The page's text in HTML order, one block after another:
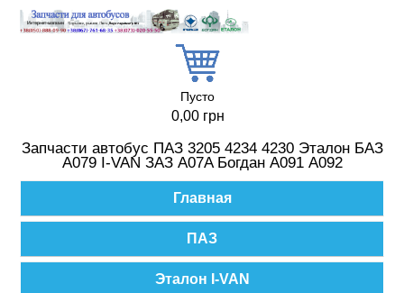
Пусто
0,00 грн
Запчасти автобус ПАЗ 3205 4234 4230 Эталон БАЗ
А079 I-VAN ЗАЗ A07A Богдан А091 А092
Главная
ПАЗ
Эталон I-VAN